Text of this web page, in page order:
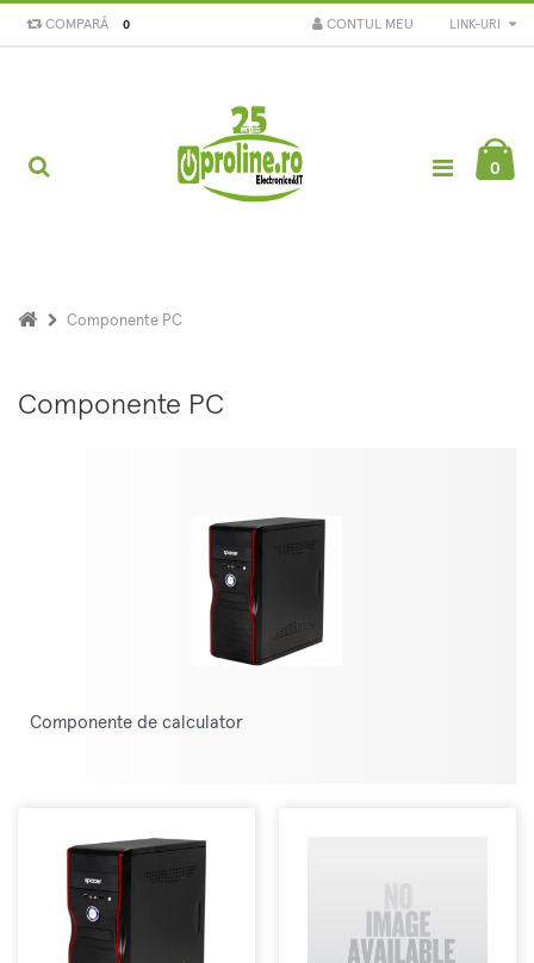
COMPARĂ 0 LINK-URI
CONTUL MEU
0
Componente PC
Componente PC
Componente de calculator